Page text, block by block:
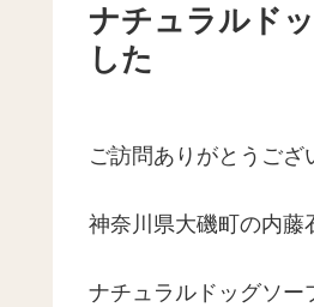
ナチュラルド
した
ご訪問ありがとうござ
神奈川県大磯町の内藤
ナチュラルドッグソー